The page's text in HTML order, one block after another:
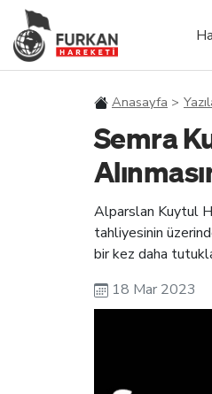
Anasayfa
Semra
Alparslan Kuytul
tahliyesinin
bir kez daha
18 Mar 2023